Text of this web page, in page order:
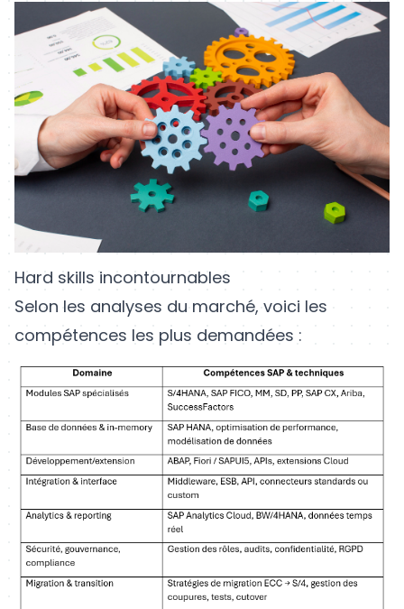
Hard skills incontournables
Selon les analyses du marché, voici les
compétences les plus demandées :